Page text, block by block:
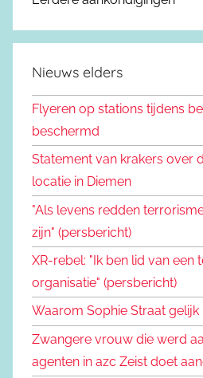
Nieuws elders
Flyeren op stations tijdens
beschermd
Statement van krakers over
locatie in Diemen
"Als levens redden
zijn" (persbericht)
XR-rebel: "Ik ben lid van een
organisatie" (persbericht)
Waarom Sophie Straat gelijk
Zwangere vrouw die werd
agenten in azc Zeist doet